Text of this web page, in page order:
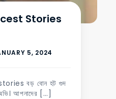
Stories
বড় বোন হট গুদ
আপনাদের […]